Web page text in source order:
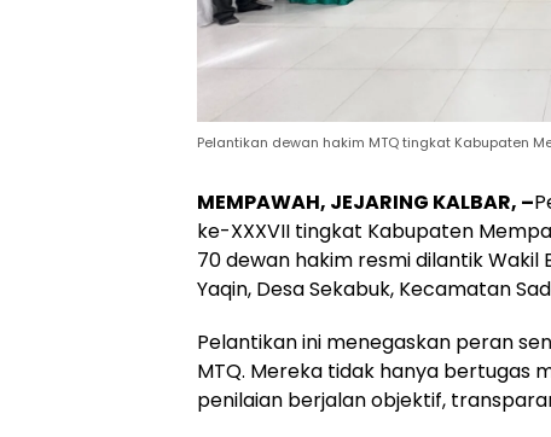
Pelantikan dewan hakim MTQ tingkat Kabupaten
MEMPAWAH, JEJARING KALBAR, –
ke-XXXVII tingkat Kabupaten
70 dewan hakim resmi dilantik Wakil
Yaqin, Desa Sekabuk, Kecamatan
Pelantikan ini menegaskan peran
MTQ. Mereka tidak hanya bertugas
penilaian berjalan objektif,